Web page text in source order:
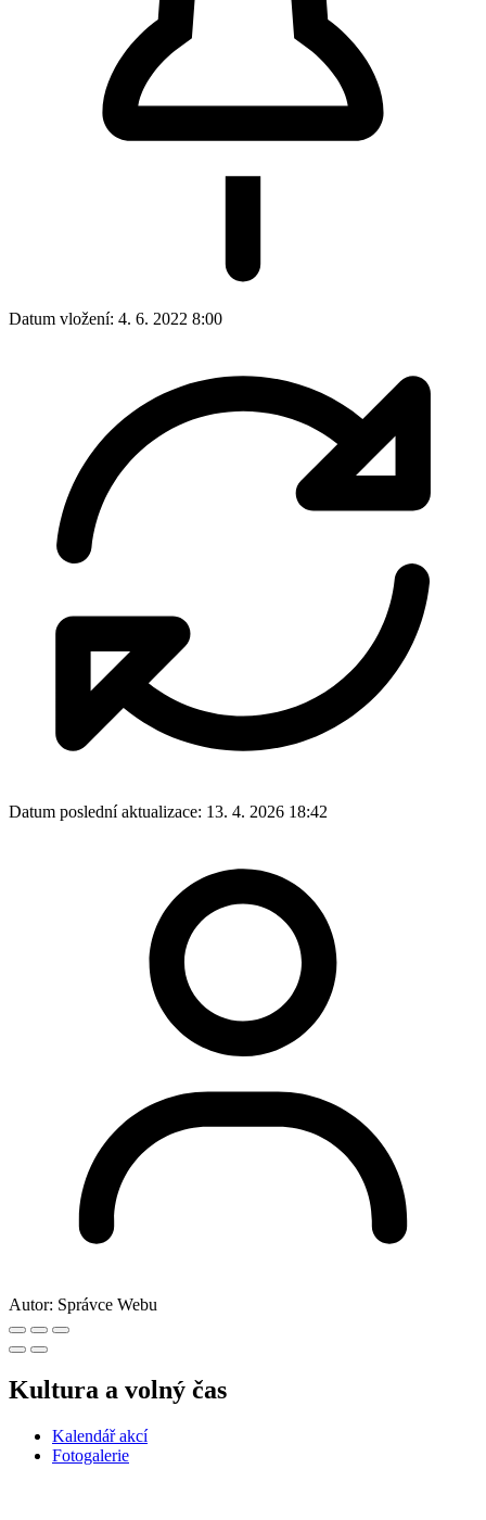
Datum vložení: 4. 6. 2022 8:00
Datum poslední aktualizace: 13. 4. 2026 18:42
Autor: Správce Webu
Kultura a volný čas
Kalendář akcí
Fotogalerie